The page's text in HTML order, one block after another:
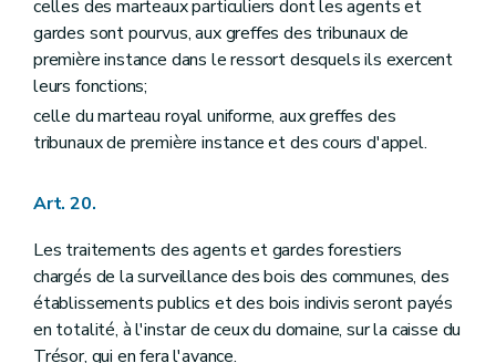
celles des marteaux particuliers dont les agents et
gardes sont pourvus, aux greffes des tribunaux de
première instance dans le ressort desquels ils exercent
leurs fonctions;
celle du marteau royal uniforme, aux greffes des
tribunaux de première instance et des cours d'appel.
Art. 20.
Les traitements des agents et gardes forestiers
chargés de la surveillance des bois des communes, des
établissements publics et des bois indivis seront payés
en totalité, à l'instar de ceux du domaine, sur la caisse du
Trésor, qui en fera l'avance.